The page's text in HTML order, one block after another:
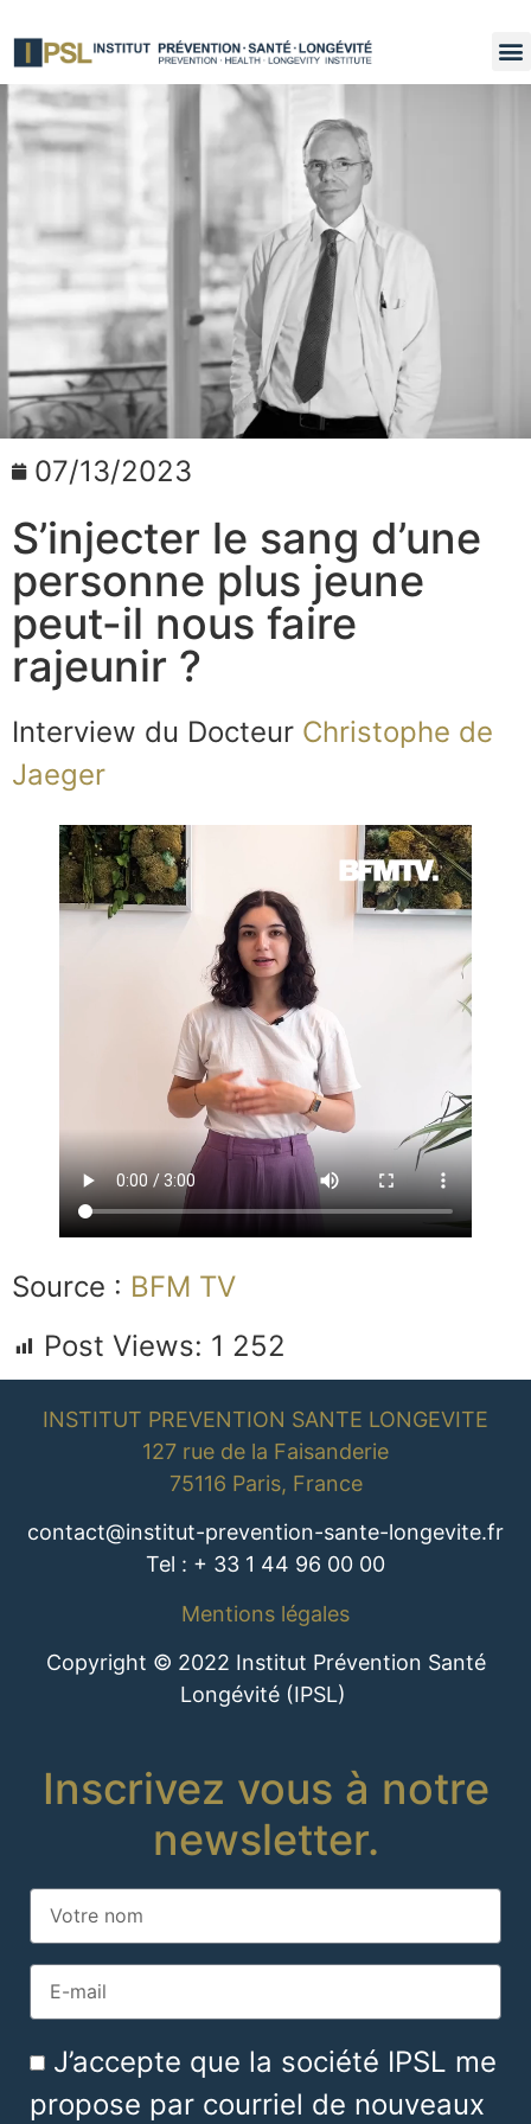
07/13/2023
S’injecter le sang d’une
personne plus jeune
peut-il nous faire
rajeunir ?
Interview du Docteur Christophe de
Jaeger
Source : BFM TV
Post Views: 1 252
INSTITUT PREVENTION SANTE LONGEVITE
127 rue de la Faisanderie
75116 Paris, France
contact@institut-prevention-sante-longevite.fr
Tel : + 33 1 44 96 00 00
Mentions légales
Copyright © 2022 Institut Prévention Santé
Longévité (IPSL)
Inscrivez vous à notre
newsletter.
J’accepte que la société IPSL me
propose par courriel de nouveaux